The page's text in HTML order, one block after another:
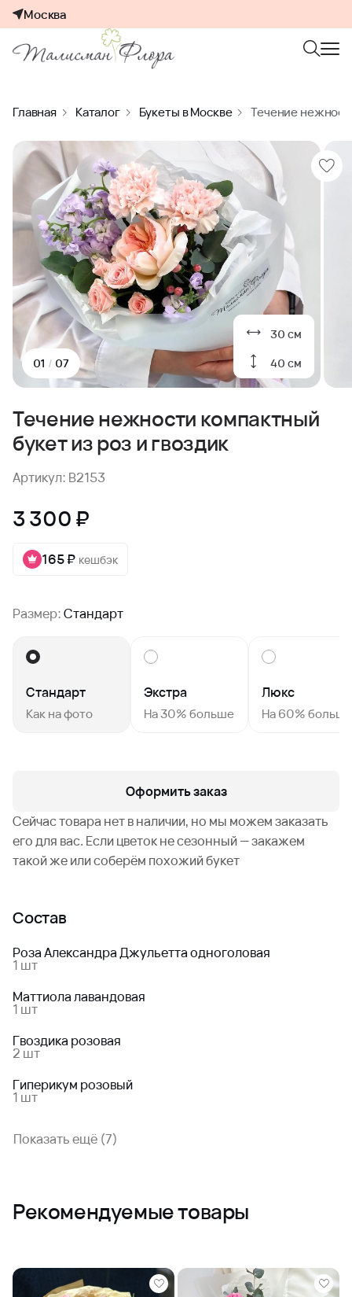
Москва
Главная Каталог Букеты в Москве Течение
30 см
40 см
01 / 07
Течение нежности компактный
букет из роз и гвоздик
Артикул: B2153
3 300 ₽
165 ₽ кешбэк
Размер:Стандарт
Стандарт
Как на фото
Экстра
На 30% больше
Люкс
На 60% больше
Оформить заказ
Сейчас товара нет в наличии, но мы можем заказать
его для вас. Если цветок не сезонный — закажем
такой же или соберём похожий букет
Состав
Роза Александра Джульетта одноголовая
1 шт
Маттиола лавандовая
1 шт
Гвоздика розовая
2 шт
Гиперикум розовый
1 шт
Показать ещё (7)
Рекомендуемые товары